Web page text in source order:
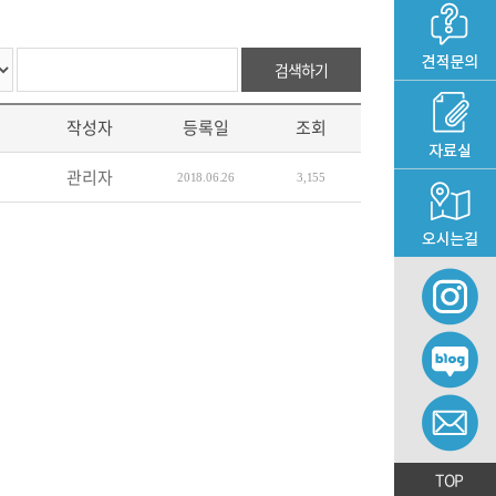
검색하기
작성자 등록일 조회
관리자 2018.06.26 3,155
TOP